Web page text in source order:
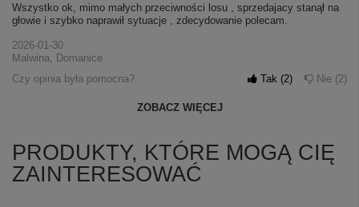
Wszystko ok, mimo małych przeciwności losu , sprzedajacy stanął na
głowie i szybko naprawił sytuacje , zdecydowanie polecam.
2026-01-30
Malwina, Domanice
Czy opinia była pomocna?
Tak 2 Nie 2
ZOBACZ WIĘCEJ
PRODUKTY, KTÓRE MOGĄ CIĘ
ZAINTERESOWAĆ